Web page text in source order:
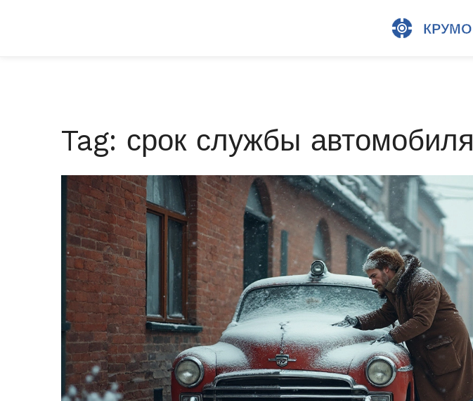
Tag: срок службы автомобиля